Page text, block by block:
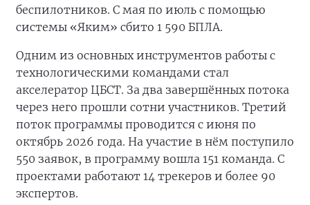
беспилотников. С мая по июль с помощью
системы «Яким» сбито 1 590 БПЛА.
Одним из основных инструментов работы с
технологическими командами стал
акселератор ЦБСТ. За два завершённых потока
через него прошли сотни участников. Третий
поток программы проводится с июня по
октябрь 2026 года. На участие в нём поступило
550 заявок, в программу вошла 151 команда. С
проектами работают 14 трекеров и более 90
экспертов.